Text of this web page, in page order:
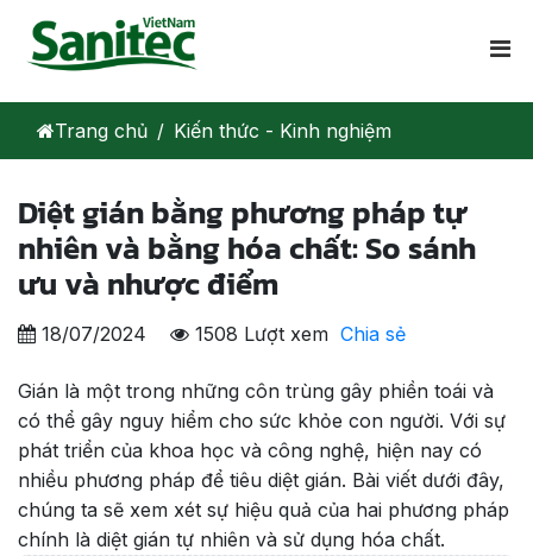
Trang chủ Kiến thức - Kinh nghiệm
Diệt gián bằng phương pháp tự
nhiên và bằng hóa chất: So sánh
ưu và nhược điểm
18/07/2024 1508 Lượt xem Chia sẻ
Gián là một trong những côn trùng gây phiền toái và
có thể gây nguy hiểm cho sức khỏe con người. Với sự
phát triển của khoa học và công nghệ, hiện nay có
nhiều phương pháp để tiêu diệt gián. Bài viết dưới đây,
chúng ta sẽ xem xét sự hiệu quả của hai phương pháp
chính là diệt gián tự nhiên và sử dụng hóa chất.